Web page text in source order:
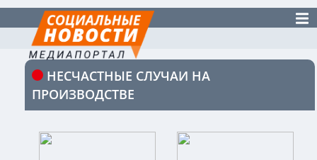
НЕСЧАСТНЫЕ СЛУЧАИ НА
ПРОИЗВОДСТВЕ